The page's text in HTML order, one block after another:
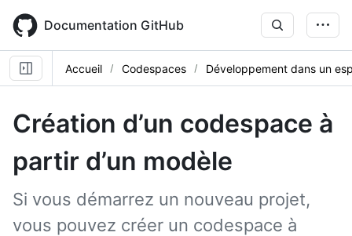
main
content
Documentation GitHub
Accueil Codespaces Développement dans un
Création d’un codespace à
partir d’un modèle
Si vous démarrez un nouveau projet,
vous pouvez créer un codespace à